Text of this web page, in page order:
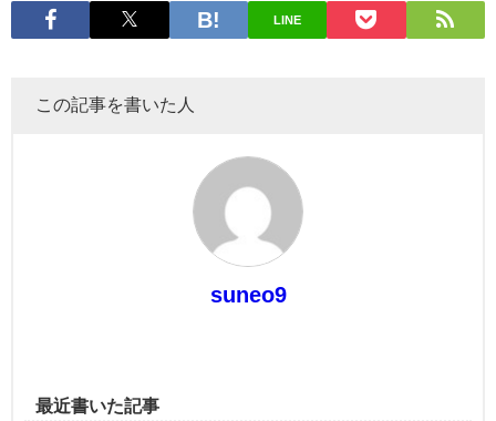
LINE
この記事を書いた人
suneo9
最近書いた記事